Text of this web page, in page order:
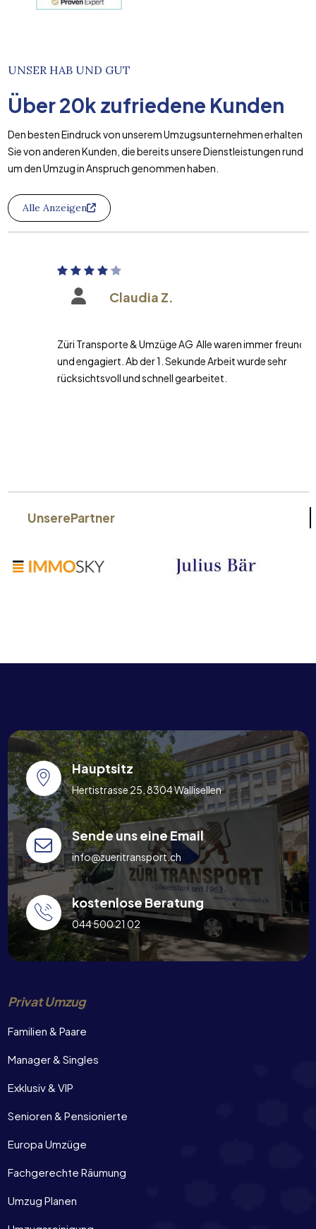
UNSER HAB UND GUT
Über20k zufriedene Kunden
Den besten Eindruck von unserem Umzugsunternehmen erhalten
Sie von anderen Kunden, die bereits unsere Dienstleistungen rund
um den Umzug in Anspruch genommen haben.
Alle Anzeigen
Claudia Z.
Züri Transporte & Umzüge AG Alle waren immer freundlich
und engagiert. Ab der 1. Sekunde Arbeit wurde sehr
rücksichtsvoll und schnell gearbeitet.
UnserePartner
Hauptsitz
Hertistrasse 25, 8304 Wallisellen
Sende uns eine Email
info@zueritransport.ch
kostenlose Beratung
044 500 21 02
Privat Umzug
Familien & Paare
Manager & Singles
Exklusiv & VIP
Senioren & Pensionierte
Europa Umzüge
Fachgerechte Räumung
Umzug Planen